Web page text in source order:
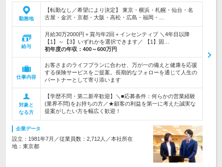
勤務地
【転勤なし／希望により決定】 東京・横浜・札幌・仙台・名
古屋・金沢・京都・大阪・高松・広島・福岡・…
給与
月給30万2000円＋賞与年2回＋インセンティブ ＼4年目以降
【1】～【3】いずれかを選択できます／ 【1】固…
初年度の年収： 400～600万円
仕事内容
お客さまのライフプランに合わせ、万が一の備えと健康を応援
する保険サービスをご提案。長期的なフォローを通じて人生の
パートナーとして寄り添います
対象と
なる方
【学歴不問・第二新卒歓迎】＼■応募条件：何らかの営業経験
(業界不問)をお持ちの方／★顧客の利益を第一に考えた誠実な
提案がしたい方を幅広く歓迎！
企業データ
設立：1981年7月／従業員数：2,712人／本社所在
地：東京都